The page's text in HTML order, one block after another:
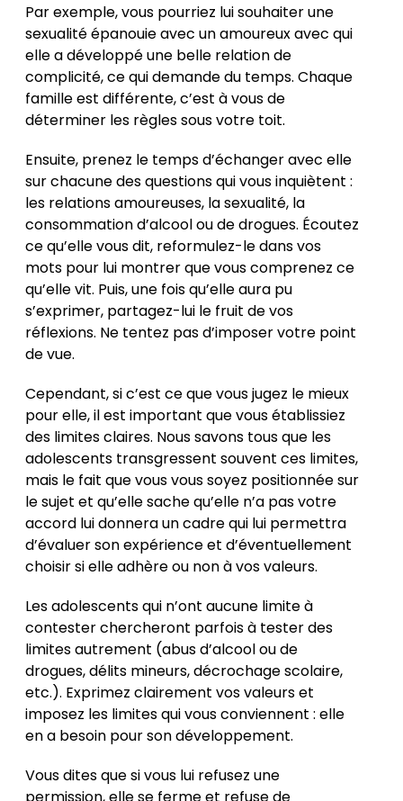
Par exemple, vous pourriez lui souhaiter une
sexualité épanouie avec un amoureux avec qui
elle a développé une belle relation de
complicité, ce qui demande du temps. Chaque
famille est différente, c’est à vous de
déterminer les règles sous votre toit.
Ensuite, prenez le temps d’échanger avec elle
sur chacune des questions qui vous inquiètent :
les relations amoureuses, la sexualité, la
consommation d’alcool ou de drogues. Écoutez
ce qu’elle vous dit, reformulez-le dans vos
mots pour lui montrer que vous comprenez ce
qu’elle vit. Puis, une fois qu’elle aura pu
s’exprimer, partagez-lui le fruit de vos
réflexions. Ne tentez pas d’imposer votre point
de vue.
Cependant, si c’est ce que vous jugez le mieux
pour elle, il est important que vous établissiez
des limites claires. Nous savons tous que les
adolescents transgressent souvent ces limites,
mais le fait que vous vous soyez positionnée sur
le sujet et qu’elle sache qu’elle n’a pas votre
accord lui donnera un cadre qui lui permettra
d’évaluer son expérience et d’éventuellement
choisir si elle adhère ou non à vos valeurs.
Les adolescents qui n’ont aucune limite à
contester chercheront parfois à tester des
limites autrement (abus d’alcool ou de
drogues, délits mineurs, décrochage scolaire,
etc.). Exprimez clairement vos valeurs et
imposez les limites qui vous conviennent : elle
en a besoin pour son développement.
Vous dites que si vous lui refusez une
permission, elle se ferme et refuse de